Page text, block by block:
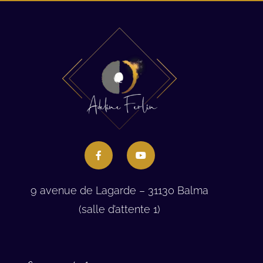
9 avenue de Lagarde – 31130 Balma
(salle d’attente 1)